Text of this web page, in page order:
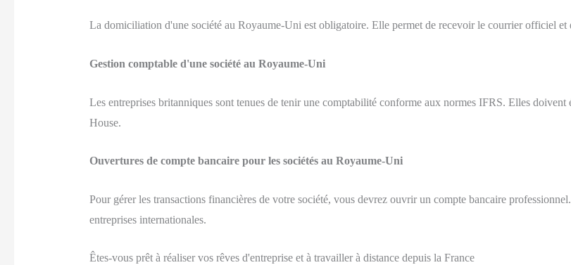
La domiciliation d'une société au Royaume-Uni est obligatoire. Elle permet de recevoir le courrier officiel et
Gestion comptable d'une société au Royaume-Uni
Les entreprises britanniques sont tenues de tenir une comptabilité conforme aux normes IFRS. Elles doivent
House.
Ouvertures de compte bancaire pour les sociétés au Royaume-Uni
Pour gérer les transactions financières de votre société, vous devrez ouvrir un compte bancaire
entreprises internationales.
Êtes-vous prêt à réaliser vos rêves d'entreprise et à travailler à distance depuis la France